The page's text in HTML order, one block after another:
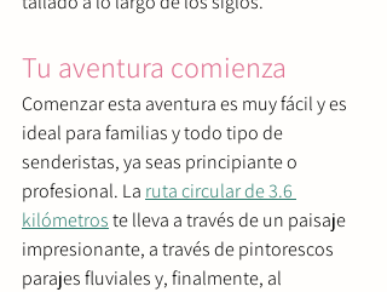
Tu aventura comienza
Comenzar esta aventura es muy fácil y es
ideal para familias y todo tipo de
senderistas, ya seas principiante o
profesional. La ruta circular de 3.6
kilómetros te lleva a través de un paisaje
impresionante, a través de pintorescos
parajes fluviales y, finalmente, al